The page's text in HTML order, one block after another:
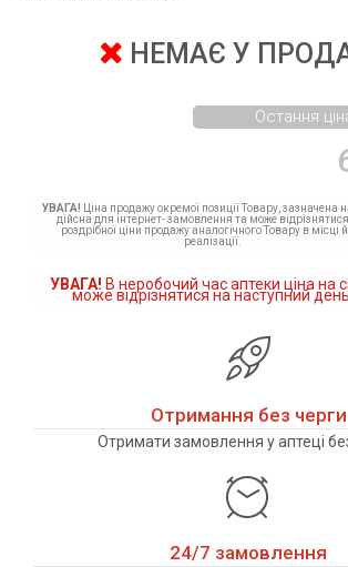
НЕМАЄ У
Остання
УВАГА! Ціна продажу окремої позиції Товару, зазначена
дійсна для інтернет- замовлення та може
роздрібної ціни продажу аналогічного Товару в місці
реалізації.
УВАГА! В неробочий час аптеки ціна на
може відрізнятися на наступний
Отримання без черги
Отримати замовлення у аптеці
24/7 замовлення